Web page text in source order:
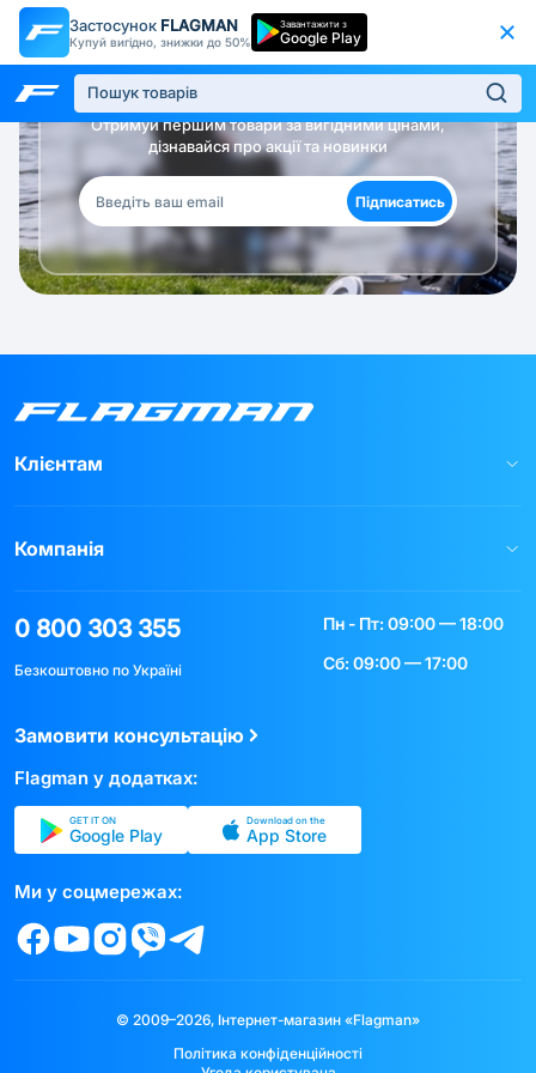
Застосунок FLAGMAN
Купуй вигідно, знижки до 50%
Завантажити з
Google Play
Будь в курсі!
Отримуй першим товари за вигідними цінами,
дізнавайся про акції та новинки
Підписатись
Клієнтам
Компанія
0 800 303 355
Безкоштовно по Україні
Пн - Пт: 09:00 — 18:00
Сб: 09:00 — 17:00
Замовити консультацію
Flagman у додатках:
GET IT ON
Google Play
Download on the
App Store
Ми у соцмережах:
© 2009–2026, Інтернет-магазин «Flagman»
Політика конфіденційності